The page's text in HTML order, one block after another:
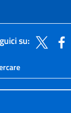
su:
sito